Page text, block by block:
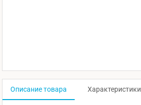
Описание товара Характеристики